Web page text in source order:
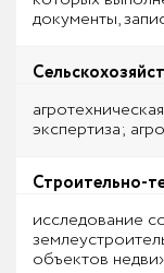
документы,
экспертиза;
Строительно-
исследование
объектов